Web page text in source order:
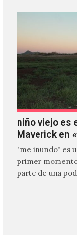
niño viejo es
Maverick en
"me inundo" es
primer momento
parte de una